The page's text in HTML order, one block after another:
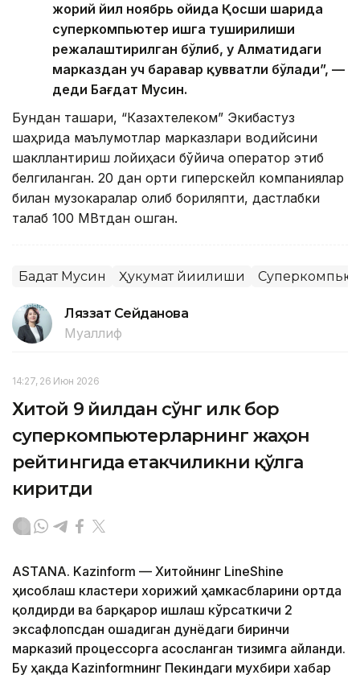
жорий йил ноябрь ойида Қосши шаҳрида
суперкомпьютер ишга туширилиши
режалаштирилган бўлиб, у Алматидаги
марказдан уч баравар қувватли бўлади”, —
деди Бағдат Мусин.
Бундан ташқари, “Казахтелеком” Экибастуз
шаҳрида маълумотлар марказлари водийсини
шакллантириш лойиҳаси бўйича оператор этиб
белгиланган. 20 дан ортиқ гиперскейл компаниялар
билан музокаралар олиб бориляпти, дастлабки
талаб 100 МВтдан ошган.
Бағдат Мусин Ҳукумат йиғилиши
Ляззат Сейданова
Муаллиф
14:27, 26 Июн 2026
Хитой 9 йилдан сўнг илк бор
суперкомпьютерларнинг жаҳон
рейтингида етакчиликни қўлга
киритди
ASTANA. Kazinform — Хитойнинг LineShine
ҳисоблаш кластери хорижий ҳамкасбларини ортда
қолдирди ва барқарор ишлаш кўрсаткичи 2
эксафлопсдан ошадиган дунёдаги биринчи
марказий процессорга асосланган тизимга айланди.
Бу ҳақда Kazinformнинг Пекиндаги мухбири хабар